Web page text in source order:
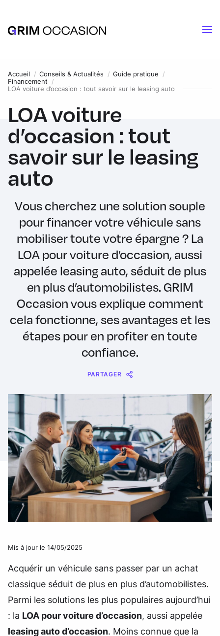
Accueil Conseils & Actualités
Guide pratique
Financement
LOA voiture d’occasion : tout savoir sur le leasing auto
LOA voiture
d’occasion : tout
savoir sur le leasing
auto
Vous cherchez une solution souple
pour financer votre véhicule sans
mobiliser toute votre épargne ? La
LOA pour voiture d’occasion, aussi
appelée leasing auto, séduit de plus
en plus d’automobilistes. GRIM
Occasion vous explique comment
cela fonctionne, ses avantages et les
étapes pour en profiter en toute
confiance.
PARTAGER
Message
Messenger
WhatsApp
Copy
Link
Share
Mis à jour le 14/05/2025
Acquérir un véhicule sans passer par un achat
classique séduit de plus en plus d’automobilistes.
Parmi les solutions les plus populaires aujourd’hui
: la LOA pour voiture d’occasion, aussi appelée
leasing auto d’occasion. Moins connue que la